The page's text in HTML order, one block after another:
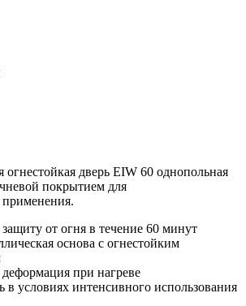
огнестойкая дверь EIW 60 однопольная
покрытием для
применения.
от огня в течение 60 минут
основа с огнестойким
при нагреве
в условиях интенсивного использования